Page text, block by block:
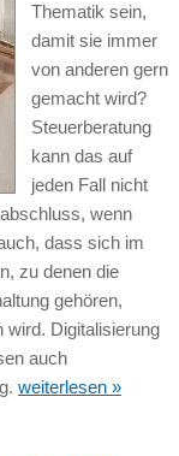
Thematik sein,
damit sie immer
von anderen gern
gemacht wird?
Steuerberatung
kann das auf
jeden Fall nicht
wenn
dass sich im
zu denen die
gehören,
wird. Digitalisierung
auch
weiterlesen »